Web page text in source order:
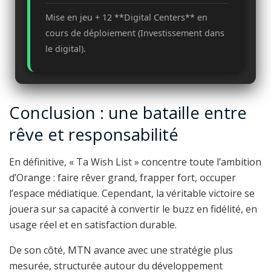
Mise en jeu + 12 **Digital Centers** en
cours de déploiement (Investissement dans
le digital).
Conclusion : une bataille entre
rêve et responsabilité
En définitive, « Ta Wish List » concentre toute l’ambition
d’Orange : faire rêver grand, frapper fort, occuper
l’espace médiatique. Cependant, la véritable victoire se
jouera sur sa capacité à convertir le buzz en fidélité, en
usage réel et en satisfaction durable.
De son côté, MTN avance avec une stratégie plus
mesurée, structurée autour du développement